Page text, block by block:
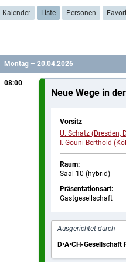
Kalender Liste Personen
Montag – 20.04.2026
08:00
Neue Wege in
Vorsitz
U. Schatz (Dresden,
I. Gouni-Berthold
Raum:
Saal 10 (hybrid)
Präsentationsart:
Gastgesellschaft
Ausgerichtet durch
D•A•CH-